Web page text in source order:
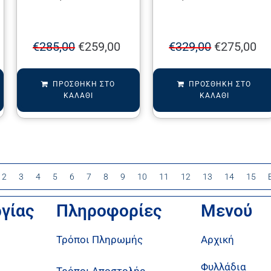
€285,00 €259,00
ΠΡΟΣΘΉΚΗ ΣΤΟ
ΚΑΛΆΘΙ
€329,00 €275,00
ΠΡΟΣΘΉΚΗ ΣΤΟ
ΚΑΛΆΘΙ
2 3 4 5 6 7 8 9 10 11 12 13 14 15
Πληροφορίες
Τρόποι Πληρωμής
Μενού
Αρχική
Φυλλάδια